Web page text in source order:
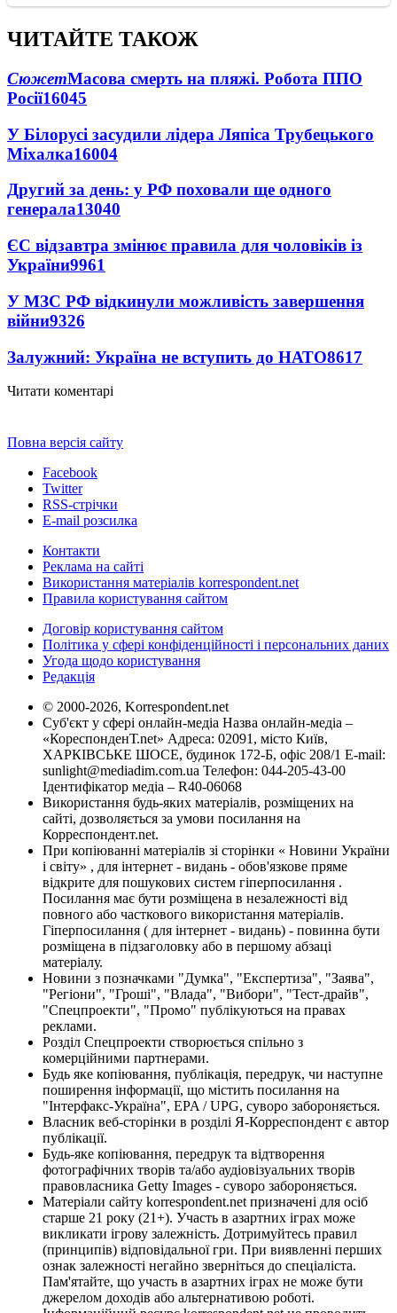
ЧИТАЙТЕ ТАКОЖ
СюжетМасова смерть на пляжі. Робота ППО
Росії16045
У Білорусі засудили лідера Ляпіса Трубецького
Міхалка16004
Другий за день: у РФ поховали ще одного
генерала13040
ЄС відзавтра змінює правила для чоловіків із
України9961
У МЗС РФ відкинули можливість завершення
війни9326
Залужний: Україна не вступить до НАТО8617
Читати коментарі
Повна версія сайту
Facebook
Twitter
RSS-стрічки
E-mail розсилка
Контакти
Реклама на сайті
Використання матеріалів korrespondent.net
Правила користування сайтом
Договір користування сайтом
Політика у сфері конфіденційності і персональних даних
Угода щодо користування
Редакція
© 2000-2026, Korrespondent.net
Суб'єкт у сфері онлайн-медіа Назва онлайн-медіа –
«КореспонденТ.net» Адреса: 02091, місто Київ,
ХАРКІВСЬКЕ ШОСЕ, будинок 172-Б, офіс 208/1 E-mail:
sunlight@mediadim.com.ua Телефон: 044-205-43-00
Ідентифікатор медіа – R40-06068
Використання будь-яких матеріалів, розміщених на
сайті, дозволяється за умови посилання на
Корреспондент.net.
При копіюванні матеріалів зі сторінки « Новини України
і світу» , для інтернет - видань - обов'язкове пряме
відкрите для пошукових систем гіперпосилання .
Посилання має бути розміщена в незалежності від
повного або часткового використання матеріалів.
Гіперпосилання ( для інтернет - видань) - повинна бути
розміщена в підзаголовку або в першому абзаці
матеріалу.
Новини з позначками "Думка", "Експертиза", "Заява",
"Регіони", "Гроші", "Влада", "Вибори", "Тест-драйв",
"Спецпроекти", "Промо" публікуються на правах
реклами.
Розділ Спецпроекти створюється спільно з
комерційними партнерами.
Будь яке копіювання, публікація, передрук, чи наступне
поширення інформації, що містить посилання на
"Інтерфакс-Україна", EPA / UPG, суворо забороняється.
Власник веб-сторінки в розділі Я-Корреспондент є автор
публікації.
Будь-яке копіювання, передрук та відтворення
фотографічних творів та/або аудіовізуальних творів
правовласника Getty Images - суворо забороняється.
Матеріали сайту korrespondent.net призначені для осіб
старше 21 року (21+). Участь в азартних іграх може
викликати ігрову залежність. Дотримуйтесь правил
(принципів) відповідальної гри. При виявленні перших
ознак залежності негайно зверніться до спеціаліста.
Пам'ятайте, що участь в азартних іграх не може бути
джерелом доходів або альтернативою роботі.